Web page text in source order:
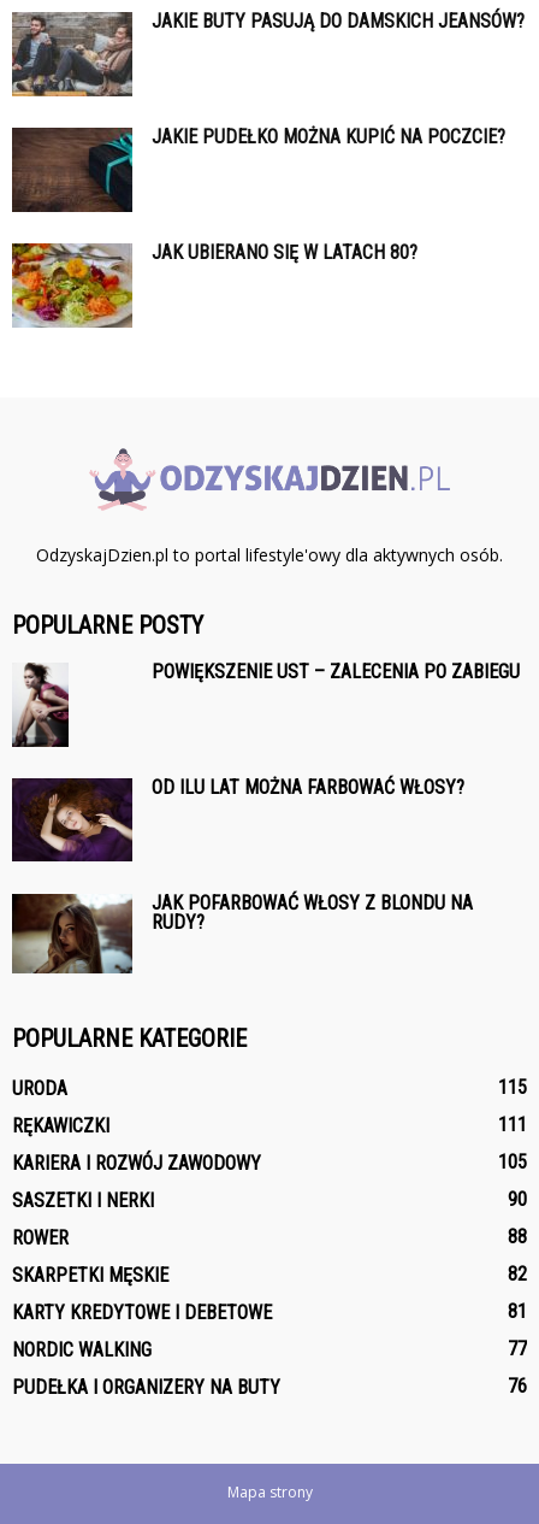
JAKIE BUTY PASUJĄ DO DAMSKICH JEANSÓW?
JAKIE PUDEŁKO MOŻNA KUPIĆ NA POCZCIE?
JAK UBIERANO SIĘ W LATACH 80?
OdzyskajDzien.pl to portal lifestyle'owy dla aktywnych osób.
POPULARNE POSTY
POWIĘKSZENIE UST – ZALECENIA PO ZABIEGU
OD ILU LAT MOŻNA FARBOWAĆ WŁOSY?
JAK POFARBOWAĆ WŁOSY Z BLONDU NA
RUDY?
POPULARNE KATEGORIE
URODA
115
RĘKAWICZKI
111
KARIERA I ROZWÓJ ZAWODOWY
105
SASZETKI I NERKI
90
ROWER
88
SKARPETKI MĘSKIE
82
KARTY KREDYTOWE I DEBETOWE
81
NORDIC WALKING
77
PUDEŁKA I ORGANIZERY NA BUTY
76
Mapa strony